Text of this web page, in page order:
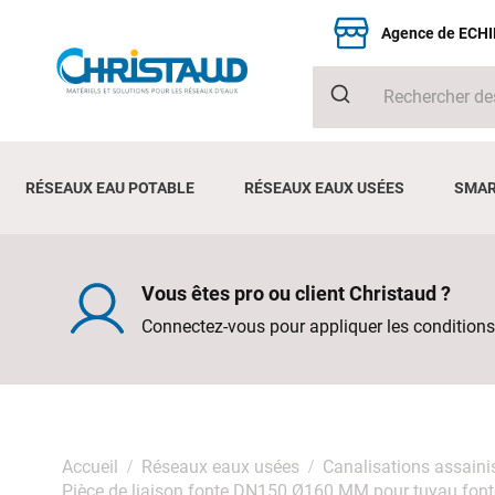
Agence de
RÉSEAUX EAU POTABLE RÉSEAUX EAUX USÉES
Vous êtes pro ou client Christaud ?
Connectez-vous pour appliquer les
Accueil Réseaux eaux usées Canalisations